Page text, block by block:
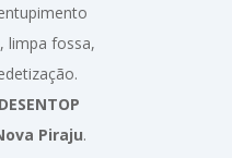
limpa fossa,
DESENTOP
Piraju.